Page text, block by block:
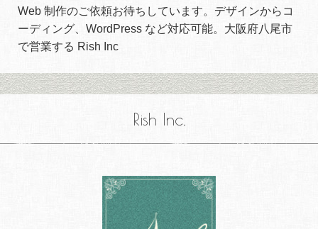
Web 制作のご依頼お待ちしています。デザインからコ
ーディング、WordPress など対応可能。大阪府八尾市
で営業する Rish Inc
Rish Inc.